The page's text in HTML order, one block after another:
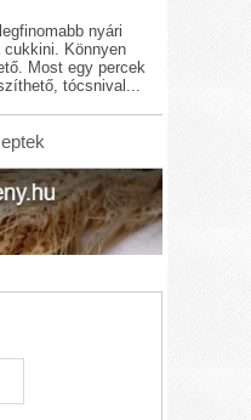
nyári
cukkini. Könnyen
Most egy percek
tócsnival...